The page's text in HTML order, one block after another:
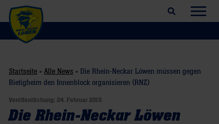
Suchfeld öffnen
Startseite » Alle News » Die Rhein-Neckar Löwen müssen gegen
Bietigheim den Innenblock organisieren (RNZ)
Veröffentlichung: 24. Februar 2015
Die Rhein-Neckar Löwen